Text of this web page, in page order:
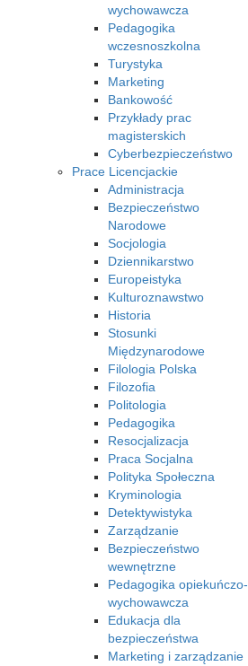
wychowawcza
Pedagogika
wczesnoszkolna
Turystyka
Marketing
Bankowość
Przykłady prac
magisterskich
Cyberbezpieczeństwo
Prace Licencjackie
Administracja
Bezpieczeństwo
Narodowe
Socjologia
Dziennikarstwo
Europeistyka
Kulturoznawstwo
Historia
Stosunki
Międzynarodowe
Filologia Polska
Filozofia
Politologia
Pedagogika
Resocjalizacja
Praca Socjalna
Polityka Społeczna
Kryminologia
Detektywistyka
Zarządzanie
Bezpieczeństwo
wewnętrzne
Pedagogika opiekuńczo-
wychowawcza
Edukacja dla
bezpieczeństwa
Marketing i zarządzanie